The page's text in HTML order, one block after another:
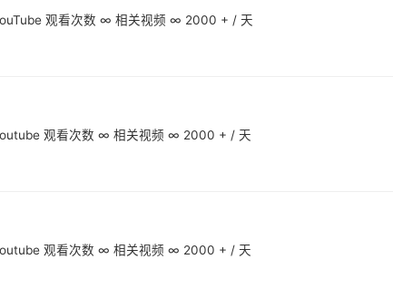
观看次数 ∞ 相关视频 ∞ 2000 + / 天
观看次数 ∞ 相关视频 ∞ 2000 + / 天
观看次数 ∞ 相关视频 ∞ 2000 + / 天